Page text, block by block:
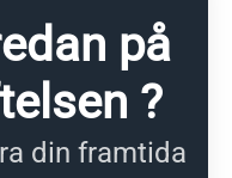
på
?
din framtida